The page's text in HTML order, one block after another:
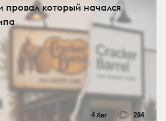
провал который начался
4 Авг 284